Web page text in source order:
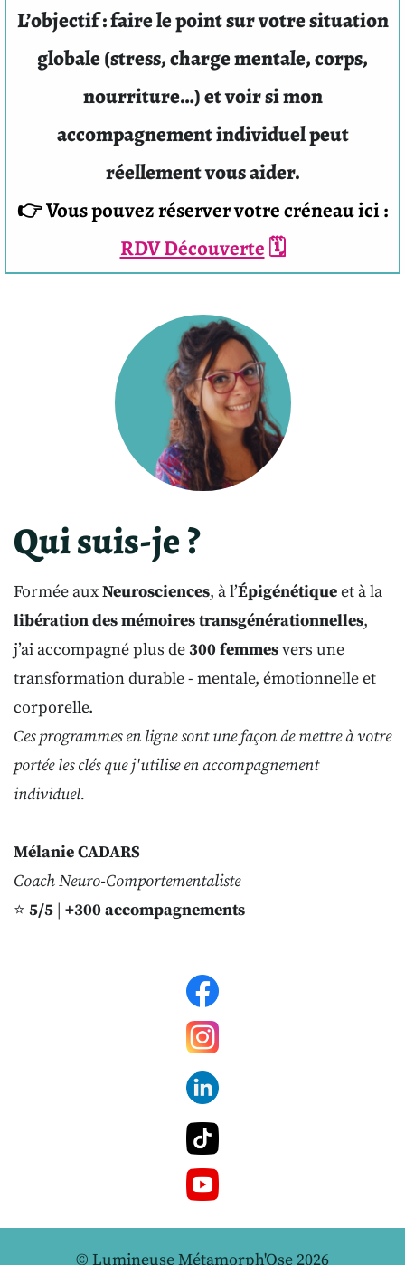
L’objectif : faire le point sur votre situation
globale (stress, charge mentale, corps,
nourriture…) et voir si mon
accompagnement individuel peut
réellement vous aider.
👉 Vous pouvez réserver votre créneau ici :
RDV Découverte 🗓️
Qui suis-je ?
Formée auxNeurosciences, à l’Épigénétiqueet à la
libération des mémoires transgénérationnelles,
j’ai accompagné plus de300 femmesvers une
transformation durable - mentale, émotionnelle et
corporelle.
Ces programmes en ligne sont une façon de mettre à votre
portée les clés que j'utilise en accompagnement
individuel.
Mélanie CADARS
Coach Neuro-Comportementaliste
⭐️ 5/5 | +300 accompagnements
© Lumineuse Métamorph'Ose 2026